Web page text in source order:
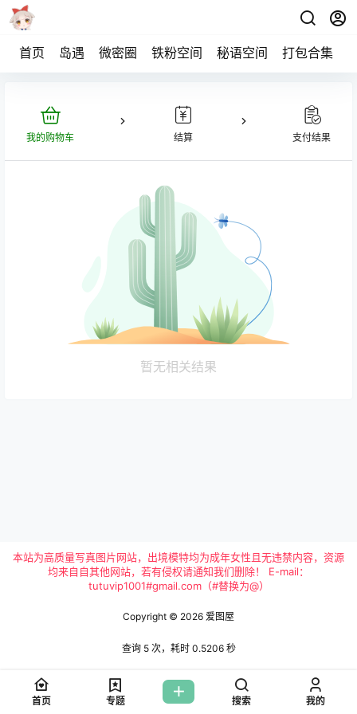
首页 岛遇 微密圈 铁粉空间 秘语空间 打包合集
我的购物车 结算 支付结果
暂无相关结果
本站为高质量写真图片网站，出境模特均为成年女性且无违禁内容，资源
均来自自其他网站，若有侵权请通知我们删除！ E-mail：
tutuvip1001#gmail.com（#替换为@）
Copyright © 2026 爱图屋
查询 5 次，耗时 0.5206 秒
首页 专题 搜索 我的